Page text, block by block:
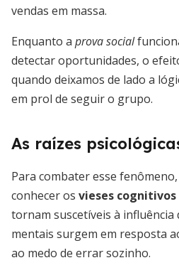
vendas em massa.
Enquanto a prova social
detectar oportunidades, o
quando deixamos de lado a
em prol de seguir o grupo.
As raízes
Para combater esse
conhecer os vieses
tornam suscetíveis à influência
mentais surgem em resposta
ao medo de errar sozinho.